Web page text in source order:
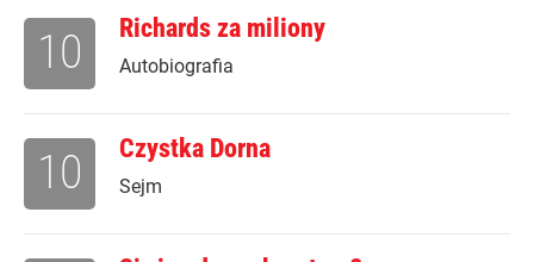
Richards za miliony
Autobiografia
10
Czystka Dorna
Sejm
10